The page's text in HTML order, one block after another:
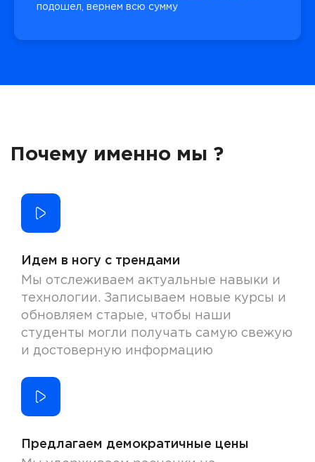
подошел, вернем всю сумму
Почему именно мы ?
Идем в ногу с трендами
Мы отслеживаем актуальные навыки и
технологии. Записываем новые курсы и
обновляем старые, чтобы наши
студенты могли получать самую свежую
и достоверную информацию
Предлагаем демократичные цены